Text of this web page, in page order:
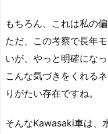
もちろん、これは私の
ただ、この考察で長年
いが、やっと明確になっ
こんな気づきをくれる
りがたい存在ですね。
そんなKawasaki車は、